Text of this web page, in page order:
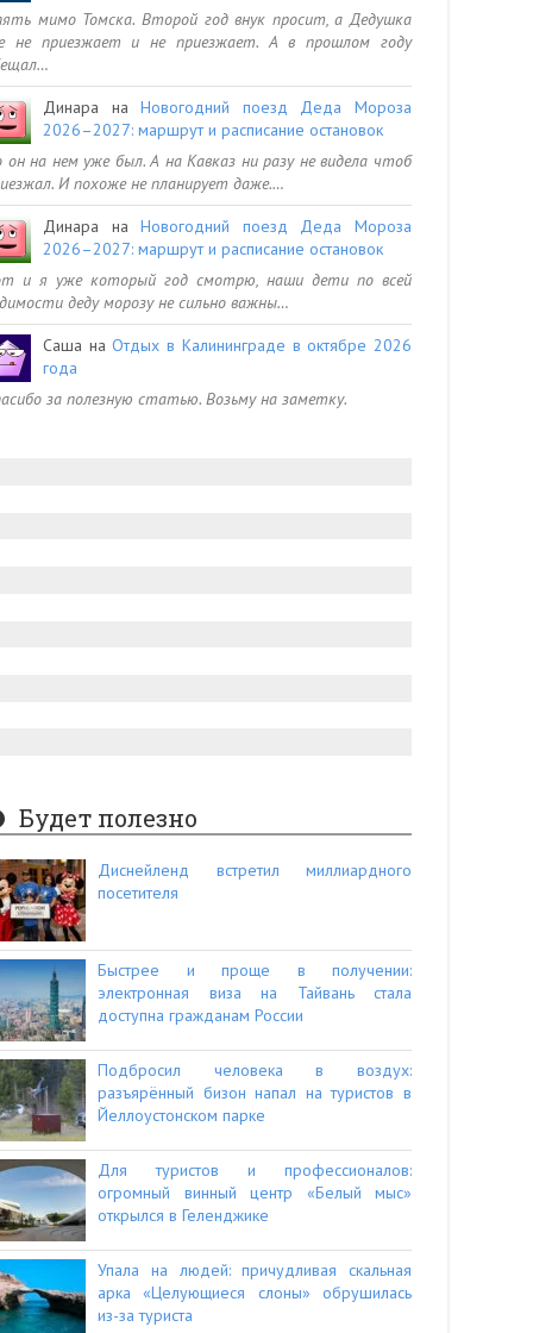
мимо Томска. Второй год внук просит, а Дедушка
не приезжает и не приезжает. А в прошлом году
Динара наНовогодний поезд Деда Мороза
2026–2027: маршрут и расписание остановок
он на нем уже был. А на Кавказ ни разу не видела чтоб
И похоже не планирует даже.…
Динара наНовогодний поезд Деда Мороза
2026–2027: маршрут и расписание остановок
и я уже который год смотрю, наши дети по всей
деду морозу не сильно важны…
Саша наОтдых в Калининграде в октябре 2026
года
за полезную статью. Возьму на заметку.
Будет полезно
Диснейленд встретил миллиардного
посетителя
Быстрее и проще в получении:
электронная виза на Тайвань стала
доступна гражданам России
Подбросил человека в воздух:
разъярённый бизон напал на туристов в
Йеллоустонском парке
Для туристов и профессионалов:
огромный винный центр «Белый мыс»
открылся в Геленджике
Упала на людей: причудливая скальная
арка «Целующиеся слоны» обрушилась
из-за туриста